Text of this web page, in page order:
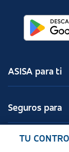
ASISA para ti
Seguros para
Seguros de
TU